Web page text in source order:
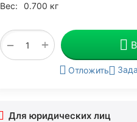
Вес: 0.700 кг
+
−
Отложить
Для юридических лиц